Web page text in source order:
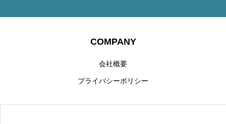
COMPANY
会社概要
プライバシーポリシー